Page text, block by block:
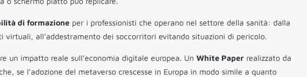
di formazione per i professionisti che operano nel settore della sanità: dalla
virtuali, all’addestramento dei soccorritori evitando situazioni di pericolo.
un impatto reale sull’economia digitale europea. Un White Paper realizzato da
se l’adozione del metaverso crescesse in Europa in modo simile a quanto